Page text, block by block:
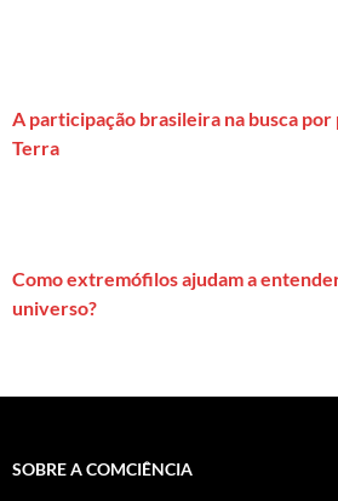
A participação brasileira na busca por
Terra
Como extremófilos ajudam a
universo?
SOBRE A COMCIÊNCIA